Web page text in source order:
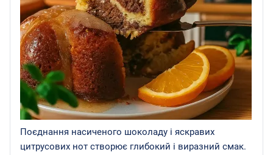
Поєднання насиченого шоколаду і яскравих
цитрусових нот створює глибокий і виразний смак.